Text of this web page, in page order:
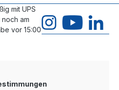
mit UPS
am
vor 15:00